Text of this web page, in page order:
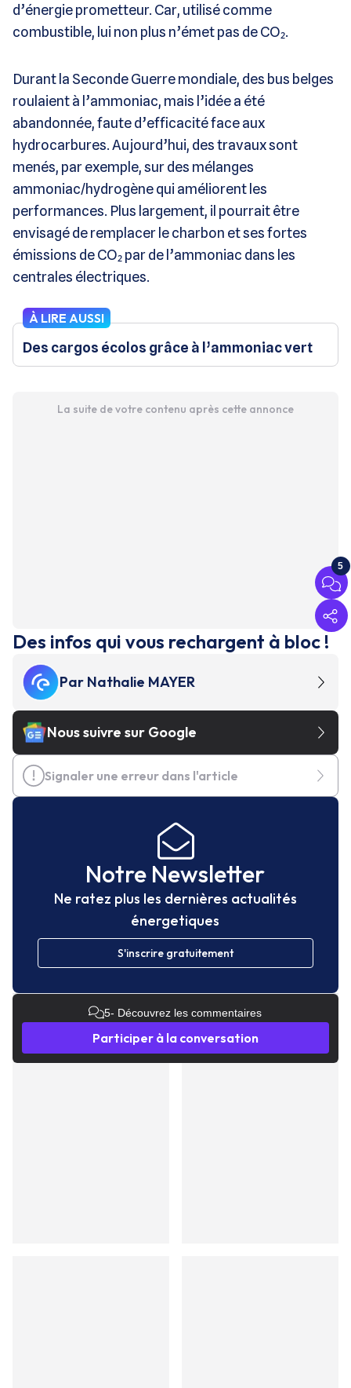
d’énergie prometteur. Car, utilisé comme
combustible, lui non plus n’émet pas de CO₂.
Durant la Seconde Guerre mondiale, des bus belges
roulaient à l’ammoniac, mais l’idée a été
abandonnée, faute d’efficacité face aux
hydrocarbures. Aujourd’hui, des travaux sont
menés, par exemple, sur des mélanges
ammoniac/hydrogène qui améliorent les
performances. Plus largement, il pourrait être
envisagé de remplacer le charbon et ses fortes
émissions de CO₂ par de l’ammoniac dans les
centrales électriques.
À LIRE AUSSI
Des cargos écolos grâce à l’ammoniac vert
La suite de votre contenu après cette annonce
5
Des infos qui vous rechargent à bloc !
Par Nathalie MAYER
Nous suivre sur Google
Signaler une erreur dans l'article
Notre Newsletter
Ne ratez plus les dernières actualités
énergetiques
S'inscrire gratuitement
5- Découvrez les commentaires
Participer à la conversation